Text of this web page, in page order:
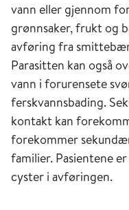
vann eller gjennom
grønnsaker, frukt og
avføring fra
Parasitten kan også
vann i forurensete
ferskvannsbading.
kontakt kan
forekommer
familier. Pasientene
cyster i avføringen.